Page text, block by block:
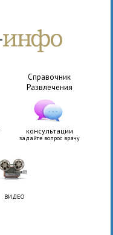
Справочник
Развлечения
консультации
задайте вопрос врачу
ВИДЕО